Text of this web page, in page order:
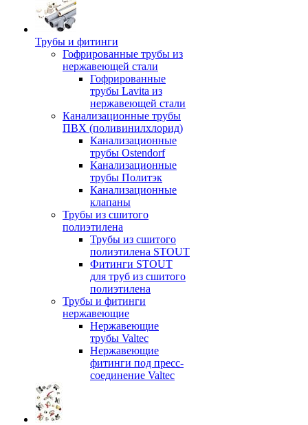
Трубы и фитинги
Гофрированные трубы из
нержавеющей стали
Гофрированные
трубы Lavita из
нержавеющей стали
Канализационные трубы
ПВХ (поливинилхлорид)
Канализационные
трубы Ostendorf
Канализационные
трубы Политэк
Канализационные
клапаны
Трубы из сшитого
полиэтилена
Трубы из сшитого
полиэтилена STOUT
Фитинги STOUT
для труб из сшитого
полиэтилена
Трубы и фитинги
нержавеющие
Нержавеющие
трубы Valtec
Нержавеющие
фитинги под пресс-
соединение Valtec